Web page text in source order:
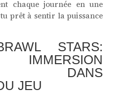
chaque journée en une
prêt à sentir la puissance
STARS:
DANS
JEU